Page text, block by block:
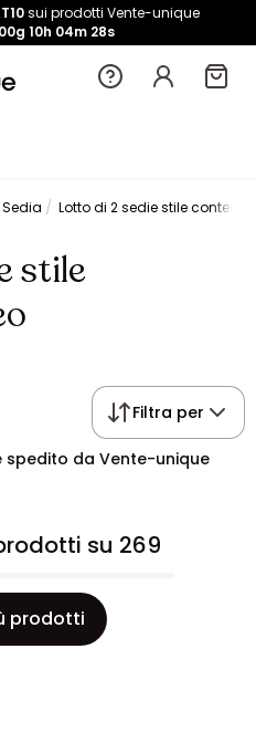
sui prodotti Vente-unique
00g 10h 04m 28s
Sedia Lotto di 2 sedie stile
stile
Filtra per
spedito da Vente-unique
su 269
prodotti